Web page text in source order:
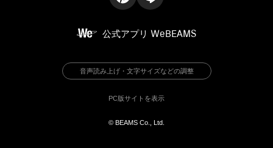
公式アプリ WeBEAMS
音声読み上げ・文字サイズなどの調整
PC版サイトを表示
© BEAMS Co., Ltd.